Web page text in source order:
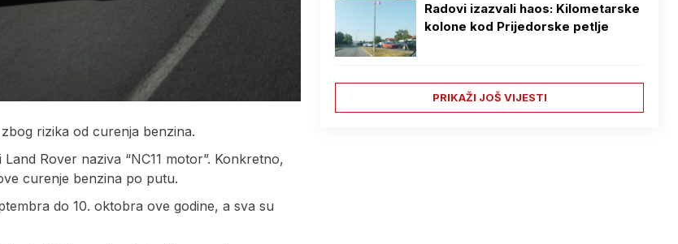
rizika od curenja benzina.
Rover naziva “NC11 motor”. Konkretno,
curenje benzina po putu.
do 10. oktobra ove godine, a sva su
Radovi izazvali haos: Kilometarske
kolone kod Prijedorske petlje
PRIKAŽI JOŠ VIJESTI